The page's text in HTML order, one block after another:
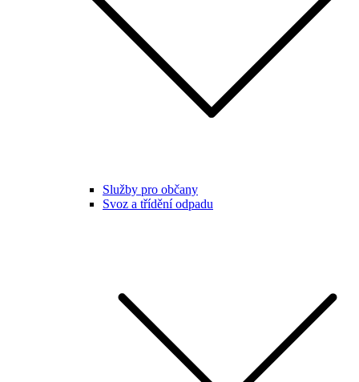
Služby pro občany
Svoz a třídění odpadu